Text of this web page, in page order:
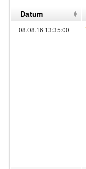
Datum
08.08.16 13:35:00